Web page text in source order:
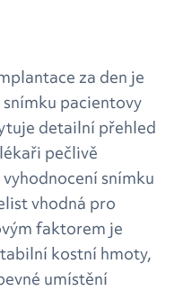
za den je
pacientovy
detailní přehled
pečlivě
snímku
vhodná pro
faktorem je
kostní hmoty,
umístění